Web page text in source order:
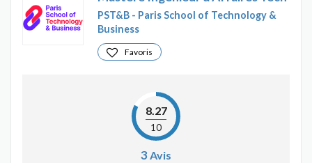
PST&B - Paris School of Technology &
Business
Favoris
8.27
10
3 Avis